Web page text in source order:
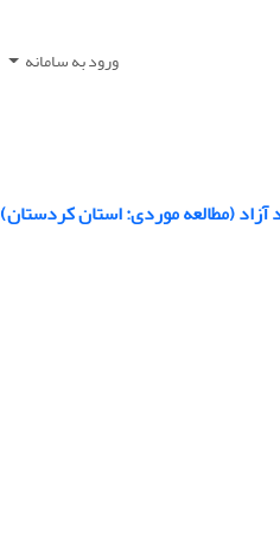
ورود به سامانه
(مطالعه موردی: استان کردستان)